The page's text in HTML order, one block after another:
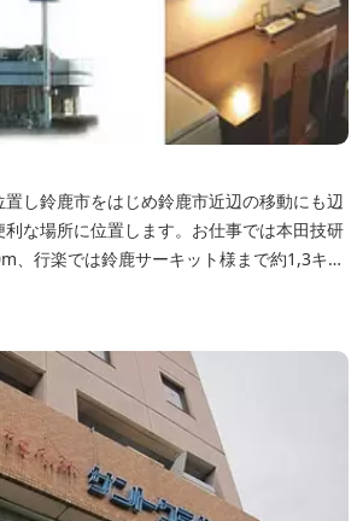
し鈴鹿市をはじめ鈴鹿市近辺の移動にも辺
な場所に位置します。お仕事では本田技研
、行楽では鈴鹿サーキット様まで約1,3キ
鹿スポーツガーデン様まで約3キロととて
亀山市へのアクセスも便利でシャープ亀山
鹿市では近い場所となっております。